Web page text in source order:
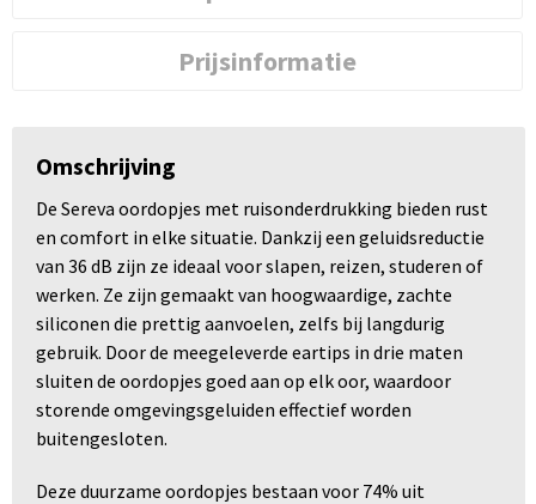
Prijsinformatie
Omschrijving
De Sereva oordopjes met ruisonderdrukking bieden rust
en comfort in elke situatie. Dankzij een geluidsreductie
van 36 dB zijn ze ideaal voor slapen, reizen, studeren of
werken. Ze zijn gemaakt van hoogwaardige, zachte
siliconen die prettig aanvoelen, zelfs bij langdurig
gebruik. Door de meegeleverde eartips in drie maten
sluiten de oordopjes goed aan op elk oor, waardoor
storende omgevingsgeluiden effectief worden
buitengesloten.
Deze duurzame oordopjes bestaan voor 74% uit